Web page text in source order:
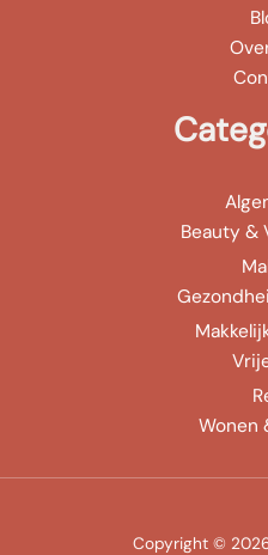
Beauty &
Wonen
Copyright ©